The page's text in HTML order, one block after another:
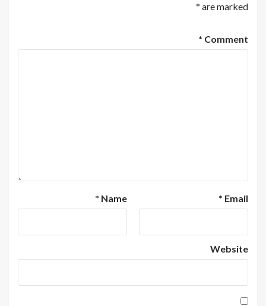
are marked
*
Comment
*
Name
* Email
*
Website